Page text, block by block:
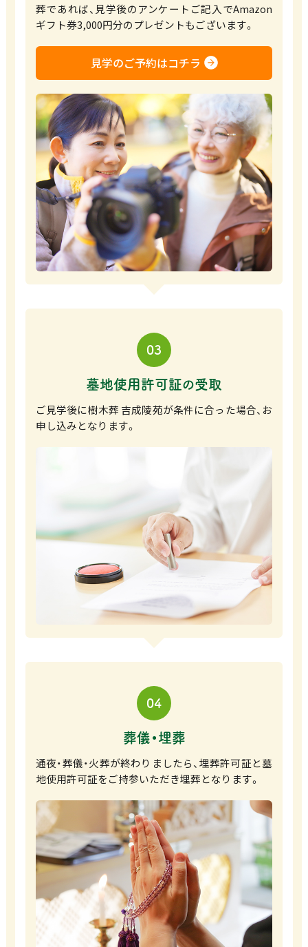
葬であれば、見学後のアンケートご記入でAmazon
ギフト券3,000円分のプレゼントもございます。
見学のご予約はコチラ
03
墓地使用許可証の受取
ご見学後に樹木葬 吉成陵苑が条件に合った場合、お
申し込みとなります。
04
葬儀・埋葬
通夜・葬儀・火葬が終わりましたら、埋葬許可証と墓
地使用許可証をご持参いただき埋葬となります。